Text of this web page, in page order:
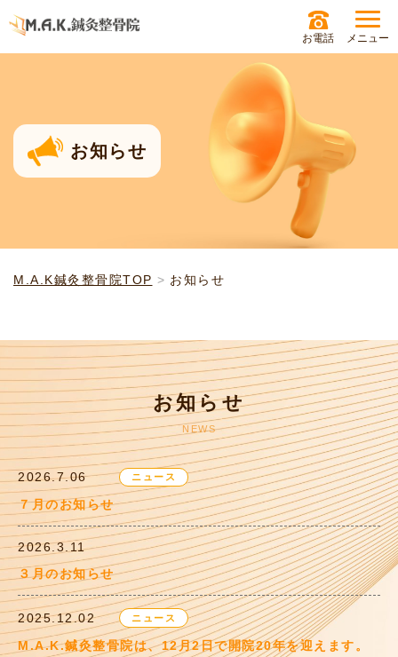
お電話 メニュー
お知らせ
M.A.K鍼灸整骨院TOP お知らせ
お知らせ
NEWS
2026.7.06 ニュース
７月のお知らせ
2026.3.11
３月のお知らせ
2025.12.02 ニュース
M.A.K.鍼灸整骨院は、12月2日で開院20年を迎えます。